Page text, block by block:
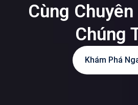
Cùng
Chúng
Khám Phá